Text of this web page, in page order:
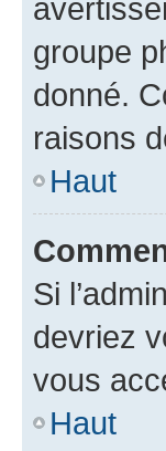
groupe
donné.
raisons
Haut
Si
devriez
vous
Haut